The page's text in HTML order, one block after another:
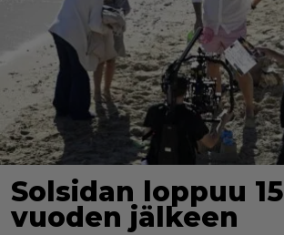
Solsidan loppuu 15
vuoden jälkeen